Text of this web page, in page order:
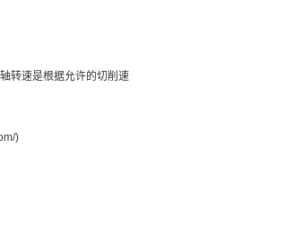
转速是根据允许的切削速
)